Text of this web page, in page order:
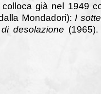
già nel 1949
Mondadori): I
desolazione